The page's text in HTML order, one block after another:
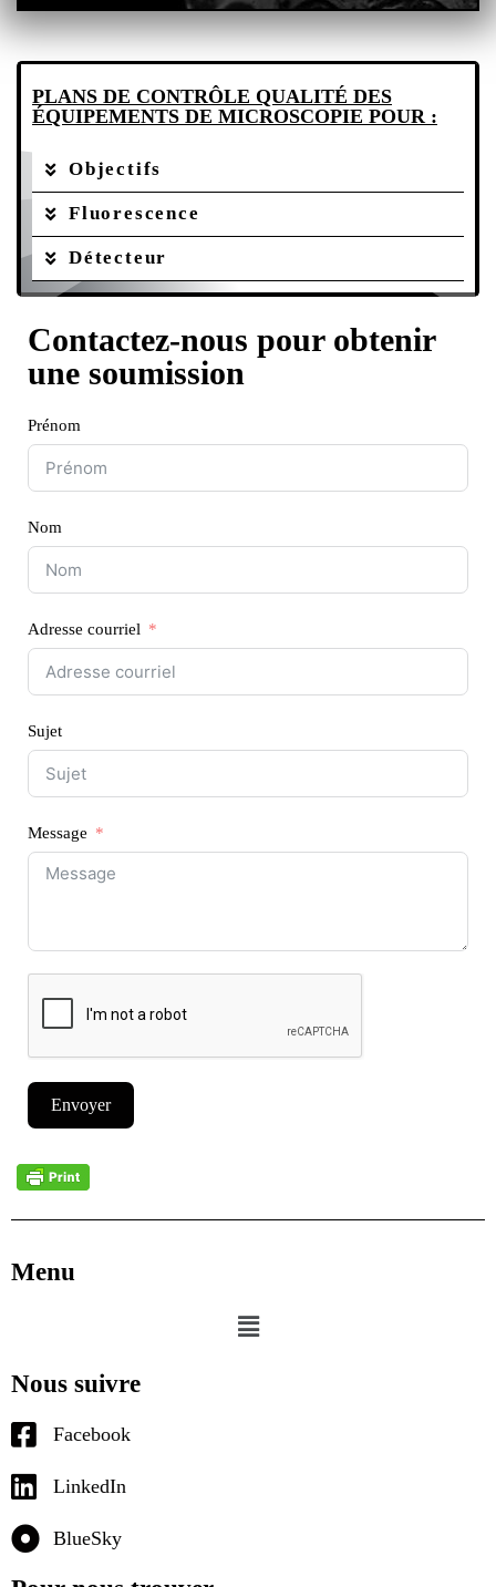
PLANS DE CONTRÔLE QUALITÉ DES
ÉQUIPEMENTS DE MICROSCOPIE POUR :
Objectifs
Fluorescence
Détecteur
Contactez-nous pour obtenir
une soumission
Prénom
Nom
Adresse courriel
Sujet
Message
Envoyer
Menu
Nous suivre
Facebook
LinkedIn
BlueSky